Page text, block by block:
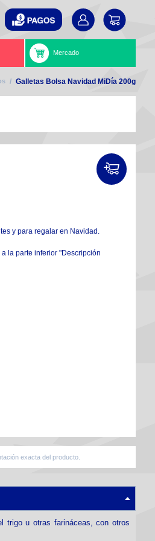
Mercado
/ Galletas Bolsa Navidad MiDía 200g
y para regalar en Navidad.
la parte inferior "Descripción
exacta del producto.
trigo u otras farináceas, con otros